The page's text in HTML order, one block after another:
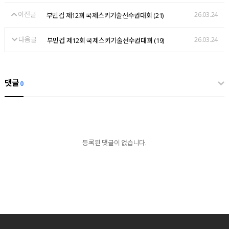
이전글 부민컵 제12회 국제스키기술선수권대회 (21) 26.03.24
다음글 부민컵 제12회 국제스키기술선수권대회 (19) 26.03.24
댓글0
등록된 댓글이 없습니다.